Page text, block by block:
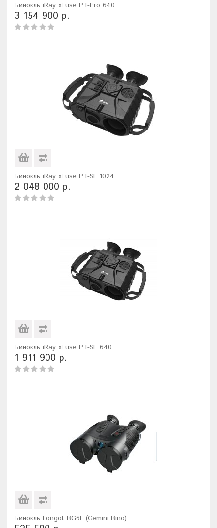
Бинокль iRay xFuse PT-Pro 640
3 154 900 р.
Бинокль iRay xFuse PT-SE 1024
2 048 000 р.
Бинокль iRay xFuse PT-SE 640
1 911 900 р.
Бинокль Longot BG6L (Gemini Bino)